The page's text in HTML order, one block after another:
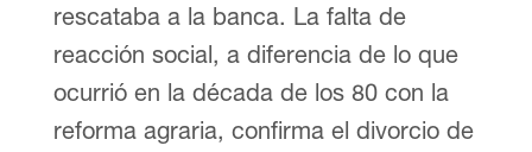
rescataba a la banca. La falta de
reacción social, a diferencia de lo que
ocurrió en la década de los 80 con la
reforma agraria, confirma el divorcio de